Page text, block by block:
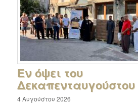
Εν όψει του
Δεκαπενταυγούστου
4 Αυγούστου 2026